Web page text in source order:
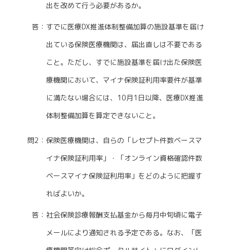
出を改めて行う必要があるか。
答：すでに医療DX推進体制整備加算の施設基準を届け
出ている保険医療機関は、届出直しは不要である
こと。ただし、すでに施設基準を届け出た保険医
療機関において、マイナ保険証利用率要件が基準
に満たない場合には、10月1日以降、医療DX推進
体制整備加算を算定できないこと。
問2：保険医療機関は、自らの「レセプト件数ベースマ
イナ保険証利用率」・「オンライン資格確認件数
ベースマイナ保険証利用率」をどのように把握す
ればよいか。
答：社会保険診療報酬支払基金から毎月中旬頃に電子
メールにより通知される予定である。なお、「医